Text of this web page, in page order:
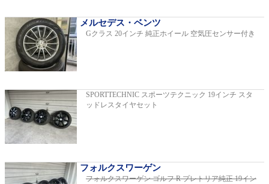
メルセデス・ベンツ
Gクラス 20インチ 純正ホイール 空気圧センサー付き
SPORTTECHNIC スポーツテクニック 19インチ スタ
ッドレスタイヤセット
フォルクスワーゲン
フォルクスワーゲン ゴルフ R プレトリア純正 19イン